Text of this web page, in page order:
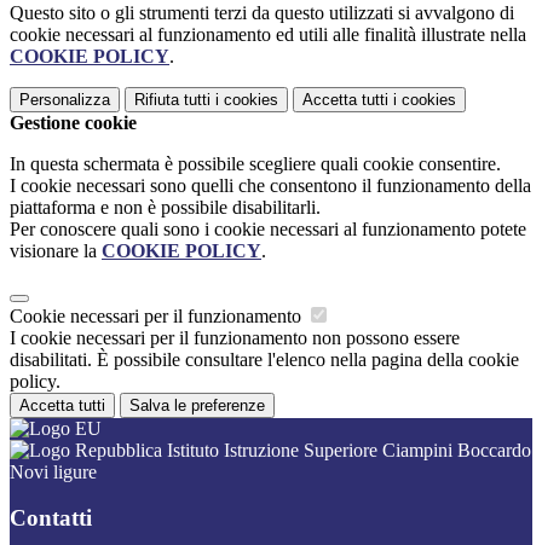
Questo sito o gli strumenti terzi da questo utilizzati si avvalgono di
cookie necessari al funzionamento ed utili alle finalità illustrate nella
COOKIE POLICY.
Personalizza Rifiuta tutti i cookies Accetta tutti i cookies
Gestione cookie
In questa schermata è possibile scegliere quali cookie consentire.
I cookie necessari sono quelli che consentono il funzionamento della
piattaforma e non è possibile disabilitarli.
Per conoscere quali sono i cookie necessari al funzionamento potete
visionare la COOKIE POLICY.
Cookie necessari per il funzionamento
I cookie necessari per il funzionamento non possono essere
disabilitati. È possibile consultare l'elenco nella pagina della cookie
policy.
Accetta tutti Salva le preferenze
Istituto Istruzione Superiore Ciampini Boccardo
Novi ligure
Contatti